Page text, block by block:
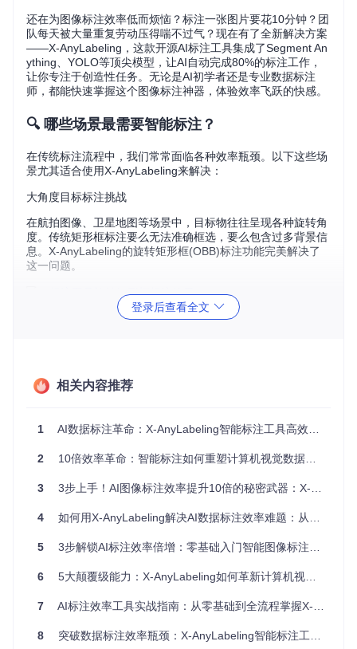
还在为图像标注效率低而烦恼？标注一张图片要花10分钟？团
队每天被大量重复劳动压得喘不过气？现在有了全新解决方案
——X-AnyLabeling，这款开源AI标注工具集成了Segment An
ything、YOLO等顶尖模型，让AI自动完成80%的标注工作，
让你专注于创造性任务。无论是AI初学者还是专业数据标注
师，都能快速掌握这个图像标注神器，体验效率飞跃的快感。
🔍 哪些场景最需要智能标注？
在传统标注流程中，我们常常面临各种效率瓶颈。以下这些场
景尤其适合使用X-AnyLabeling来解决：
大角度目标标注挑战
在航拍图像、卫星地图等场景中，目标物往往呈现各种旋转角
度。传统矩形框标注要么无法准确框选，要么包含过多背景信
息。X-AnyLabeling的旋转矩形框(OBB)标注功能完美解决了
这一问题。
AI标注工具旋转矩形框标注效果：精准标注港口中不同朝向的
船只，适用于航拍图像、卫星地图等场景
动标注不仅耗时，还难以保证关键点位置的准确性和一致性。
智能标注软件人体姿态标注展示：自动识别滑雪者的关节位
专业领域特殊标注
医疗影像、工业质检等专业领域对标注精度要求极高，且需要
案，让专业人员能更高效地完成标注工作。
⚡ 核心能力：AI如何颠覆传统标注流程？
流程中，形成了一套完整的智能标注生态系统。
登录后查看全文
相关内容推荐
1 AI数据标注革命：X-AnyLabeling智能标注工具高效指南
2 10倍效率革命：智能标注如何重塑计算机视觉数据处理流程
3 3步上手！AI图像标注效率提升10倍的秘密武器：X-AnyLabeling全攻略
4 如何用X-AnyLabeling解决AI数据标注效率难题：从入门到精通
5 3步解锁AI标注效率倍增：零基础入门智能图像标注工具
6 5大颠覆级能力：X-AnyLabeling如何革新计算机视觉数据标注流程
7 AI标注效率工具实战指南：从零基础到全流程掌握X-AnyLabeling
8 突破数据标注效率瓶颈：X-AnyLabeling智能标注工具革新实践